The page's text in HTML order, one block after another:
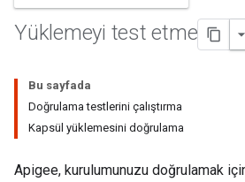
Yüklemeyi test etme
Bu sayfada
Doğrulama testlerini çalıştırma
Kapsül yüklemesini doğrulama
Apigee, kurulumunuzu doğrulamak